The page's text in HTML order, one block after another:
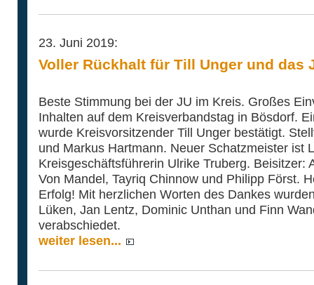
23. Juni 2019:
Voller Rückhalt für Till Unger und das
Beste Stimmung bei der JU im Kreis. Großes
Inhalten auf dem Kreisverbandstag in Bösdorf.
wurde Kreisvorsitzender Till Unger bestätigt.
und Markus Hartmann. Neuer Schatzmeister ist
Kreisgeschäftsführerin Ulrike Truberg. Beisitzer:
Von Mandel, Tayriq Chinnow und Philipp Först.
Erfolg! Mit herzlichen Worten des Dankes
Lüken, Jan Lentz, Dominic Unthan und Finn
verabschiedet.
weiter lesen...